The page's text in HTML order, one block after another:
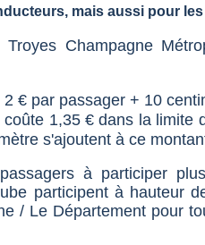
mais aussi pour
Champagne
2 € par passager + 10
1,35 € dans la limite
s'ajoutent à ce
à participer
participent à hauteur
/ Le Département pour